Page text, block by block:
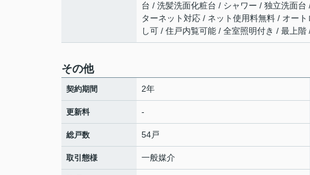
台 / 洗髪洗面化粧台 / シャワー / 独立洗面
ターネット対応 / ネット使用料無料 / オー
し可 / 住戸内覧可能 / 全室照明付き / 最上
その他
契約期間 2年
更新料 -
総戸数 54戸
取引態様 一般媒介